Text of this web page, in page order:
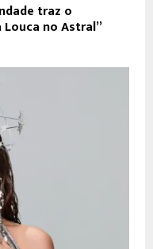
traz o
no Astral”